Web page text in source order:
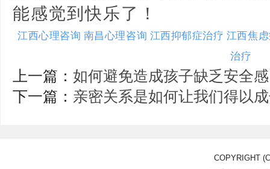
能感觉到快乐了！
江西心理咨询 南昌心理咨询 江西抑郁症治疗 江西焦
治疗
上一篇： 如何避免造成孩子缺乏安全感
下一篇： 亲密关系是如何让我们得以
COPYRIGHT